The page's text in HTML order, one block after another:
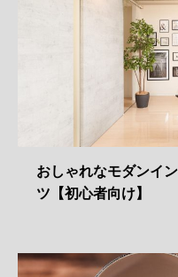
おしゃれなモダンイ
ツ【初心者向け】